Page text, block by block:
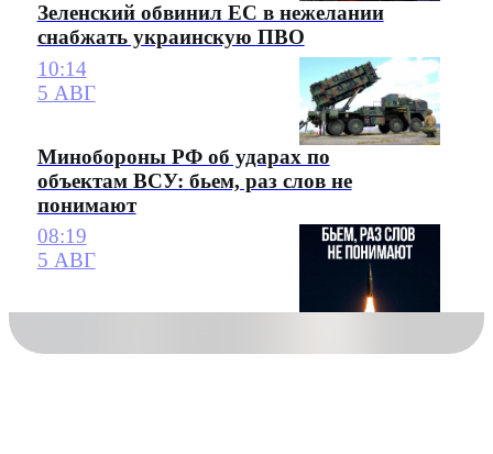
Зеленский обвинил ЕС в нежелании
снабжать украинскую ПВО
10:14
5 АВГ
Минобороны РФ об ударах по
объектам ВСУ: бьем, раз слов не
понимают
08:19
5 АВГ